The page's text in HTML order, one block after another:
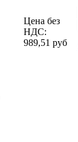
Цена без
НДС:
989,51 руб